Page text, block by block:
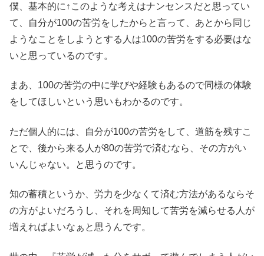
僕、基本的に↑このような考えはナンセンスだと思ってい
て、自分が100の苦労をしたからと言って、あとから同じ
ようなことをしようとする人は100の苦労をする必要はな
いと思っているのです。
まあ、100の苦労の中に学びや経験もあるので同様の体験
をしてほしいという思いもわかるのです。
ただ個人的には、自分が100の苦労をして、道筋を残すこ
とで、後から来る人が80の苦労で済むなら、その方がい
いんじゃない。と思うのです。
知の蓄積というか、労力を少なくて済む方法があるならそ
の方がよいだろうし、それを周知して苦労を減らせる人が
増えればよいなぁと思うんです。